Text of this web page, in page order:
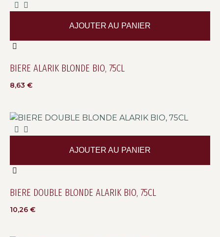
BIERE ALARIK BLONDE BIO, 75CL
8,63 €
AJOUTER AU PANIER
BIERE DOUBLE BLONDE ALARIK BIO, 75CL
10,26 €
AJOUTER AU PANIER